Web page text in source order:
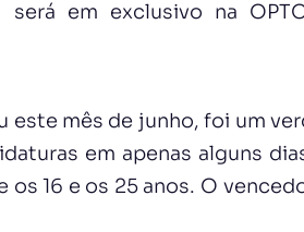
em exclusivo na
este mês de junho, foi um
em apenas alguns
16 e os 25 anos. O